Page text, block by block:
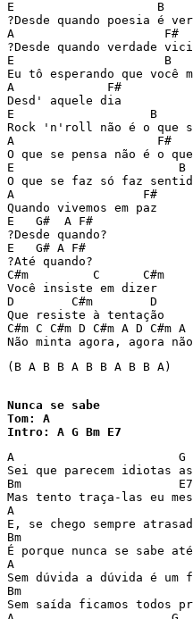
E                    B
?Desde quando poesia é
A                     F#
?Desde quando verdade
E                     B
Eu tô esperando que você
A             F#
Desd' aquele dia
E                   B
Rock 'n'roll não é o que
A                    F#
O que se pensa não é o
E                       B
O que se faz só faz
A                  F#
Quando vivemos em paz
E   G#  A F#
?Desde quando?
E   G# A F#
?Até quando?
C#m         C      C#m
Você insiste em dizer
D        C#m        D
Que resiste à tentação
C#m C C#m D C#m A D
Não minta agora, agora não
(B A B B A B B A B B A)
Nunca se sabe
Tom: A
Intro: A G Bm E7
A                       G
Sei que parecem idiotas
Bm                      E7
Mas tento traça-las eu
A
E, se chego sempre
Bm
É porque nunca se sabe
A
Sem dúvida a dúvida é
Bm
Sem saída ficamos todos